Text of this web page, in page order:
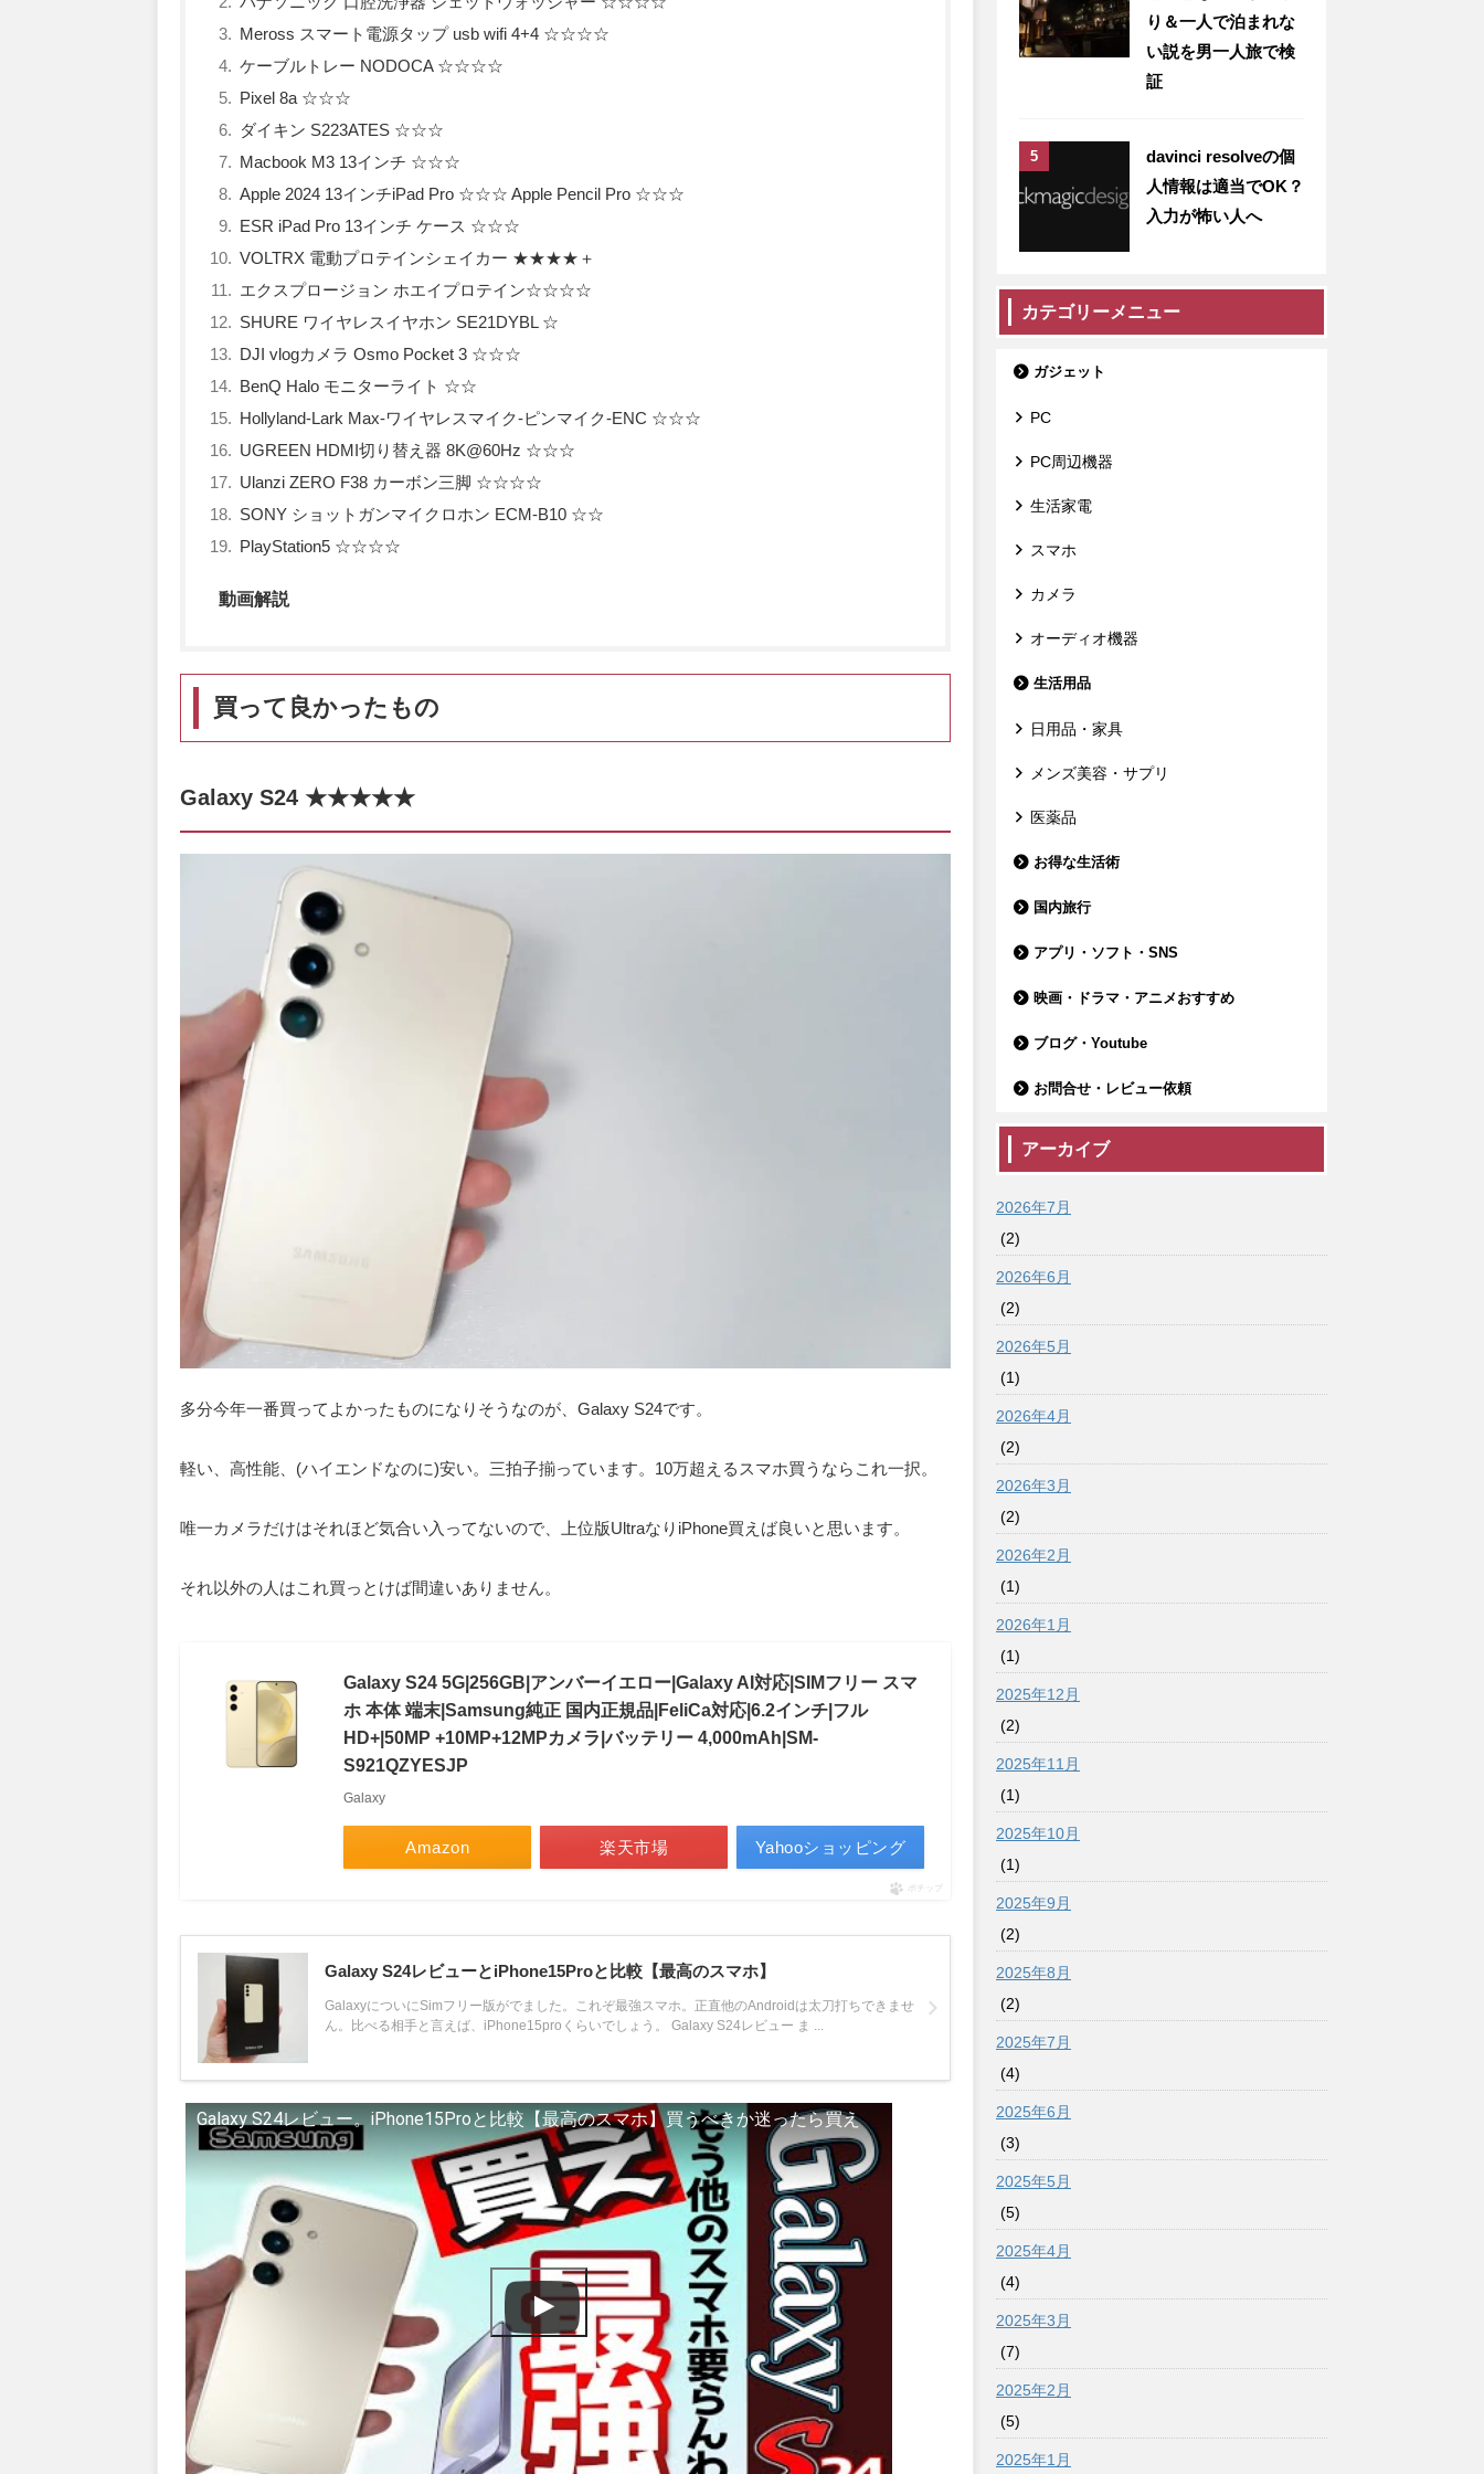
Meross スマート電源タップ usb wifi 4+4 ☆☆☆☆
ケーブルトレー NODOCA ☆☆☆☆
Pixel 8a ☆☆☆
ダイキン S223ATES ☆☆☆
Macbook M3 13インチ ☆☆☆
Apple 2024 13インチiPad Pro ☆☆☆ Apple Pencil Pro ☆☆☆
ESR iPad Pro 13インチ ケース ☆☆☆
VOLTRX 電動プロテインシェイカー ★★★★＋
エクスプロージョン ホエイプロテイン☆☆☆☆
SHURE ワイヤレスイヤホン SE21DYBL ☆
DJI vlogカメラ Osmo Pocket 3 ☆☆☆
BenQ Halo モニターライト ☆☆
Hollyland-Lark Max-ワイヤレスマイク-ピンマイク-ENC ☆☆☆
UGREEN HDMI切り替え器 8K@60Hz ☆☆☆
Ulanzi ZERO F38 カーボン三脚 ☆☆☆☆
SONY ショットガンマイクロホン ECM-B10 ☆☆
PlayStation5 ☆☆☆☆
動画解説
買って良かったもの
Galaxy S24 ★★★★★
多分今年一番買ってよかったものになりそうなのが、Galaxy S24です。
軽い、高性能、(ハイエンドなのに)安い。三拍子揃っています。10万超えるスマホ買うならこれ一択。
唯一カメラだけはそれほど気合い入ってないので、上位版UltraなりiPhone買えば良いと思います。
それ以外の人はこれ買っとけば間違いありません。
Galaxy S24 5G|256GB|アンバーイエロー|Galaxy AI対応|SIMフリー スマ
ホ 本体 端末|Samsung純正 国内正規品|FeliCa対応|6.2インチ|フル
HD+|50MP +10MP+12MPカメラ|バッテリー 4,000mAh|SM-
S921QZYESJP
Galaxy
Amazon 楽天市場 Yahooショッピング
ポチップ
Galaxy S24レビューとiPhone15Proと比較【最高のスマホ】
GalaxyについにSimフリー版がでました。これぞ最強スマホ。正直他のAndroidは太刀打ちできませ
ん。比べる相手と言えば、iPhone15proくらいでしょう。 Galaxy S24レビュー ま ...
Galaxy S24レビュー。iPhone15Proと比較【最高のスマホ】買うべきか迷ったら買え
り＆一人で泊まれな
い説を男一人旅で検
証
davinci resolveの個
人情報は適当でOK？
入力が怖い人へ
カテゴリーメニュー
ガジェット
PC
PC周辺機器
生活家電
スマホ
カメラ
オーディオ機器
生活用品
日用品・家具
メンズ美容・サプリ
医薬品
お得な生活術
国内旅行
アプリ・ソフト・SNS
映画・ドラマ・アニメおすすめ
ブログ・Youtube
お問合せ・レビュー依頼
アーカイブ
2026年7月
(2)
2026年6月
(2)
2026年5月
(1)
2026年4月
(2)
2026年3月
(2)
2026年2月
(1)
2026年1月
(1)
2025年12月
(2)
2025年11月
(1)
2025年10月
(1)
2025年9月
(2)
2025年8月
(2)
2025年7月
(4)
2025年6月
(3)
2025年5月
(5)
2025年4月
(4)
2025年3月
(7)
2025年2月
(5)
2025年1月